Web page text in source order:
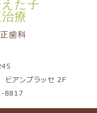
た子
療
アンプラッセ 2F
8817